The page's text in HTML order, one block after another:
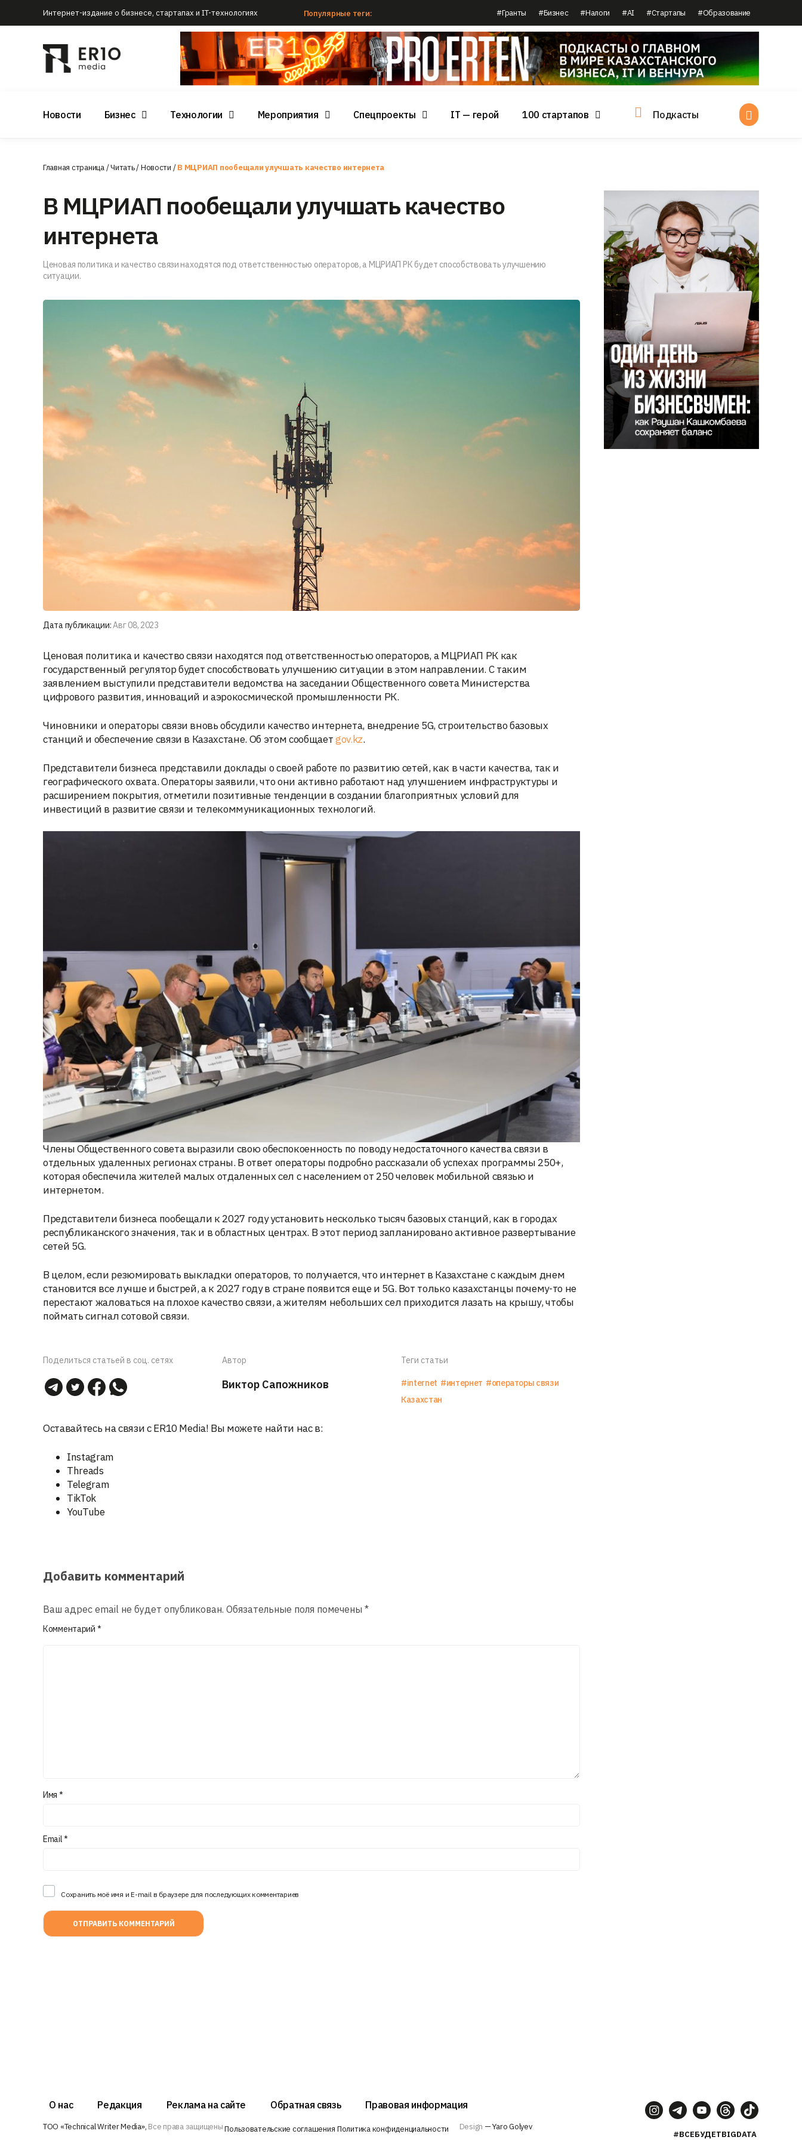
Интернет-издание о бизнесе, стартапах и IT-технологиях Популярные теги: #Гранты #Бизнес #Налоги #AI #Стартапы #Образование
Новости Бизнес Технологии Мероприятия Спецпроекты IT — герой 100 стартапов Подкасты
Главная страница/Читать/Новости /В МЦРИАП пообещали улучшать качество интернета
В МЦРИАП пообещали улучшать качество
интернета
Ценовая политика и качество связи находятся под ответственностью операторов, а МЦРИАП РК будет способствовать улучшению
ситуации.
Дата публикации:Авг 08, 2023
Ценовая политика и качество связи находятся под ответственностью операторов, а МЦРИАП РК как
государственный регулятор будет способствовать улучшению ситуации в этом направлении. С таким
заявлением выступили представители ведомства на заседании Общественного совета Министерства
цифрового развития, инноваций и аэрокосмической промышленности РК.
Чиновники и операторы связи вновь обсудили качество интернета, внедрение 5G, строительство базовых
станций и обеспечение связи в Казахстане. Об этом сообщаетgov.kz.
Представители бизнеса представили доклады о своей работе по развитию сетей, как в части качества, так и
географического охвата. Операторы заявили, что они активно работают над улучшением инфраструктуры и
расширением покрытия, отметили позитивные тенденции в создании благоприятных условий для
инвестиций в развитие связи и телекоммуникационных технологий.
Члены Общественного совета выразили свою обеспокоенность по поводу недостаточного качества связи в
отдельных удаленных регионах страны. В ответ операторы подробно рассказали об успехах программы 250+,
которая обеспечила жителей малых отдаленных сел с населением от 250 человек мобильной связью и
интернетом.
Представители бизнеса пообещали к 2027 году установить несколько тысяч базовых станций, как в городах
республиканского значения, так и в областных центрах. В этот период запланировано активное развертывание
сетей 5G.
В целом, если резюмировать выкладки операторов, то получается, что интернет в Казахстане с каждым днем
становится все лучше и быстрей, а к 2027 году в стране появится еще и 5G. Вот только казахстанцы почему-то не
перестают жаловаться на плохое качество связи, а жителям небольших сел приходится лазать на крышу, чтобы
поймать сигнал сотовой связи.
Поделиться статьей в соц. сетях Автор
Виктор Сапожников
Теги статьи
#internet #интернет #операторы связи
Казахстан
Оставайтесь на связи с ER10 Media! Вы можете найти нас в:
Instagram
Threads
Telegram
TikTok
YouTube
Добавить комментарий
Ваш адрес email не будет опубликован. Обязательные поля помечены *
Комментарий *
Имя *
Email*
Сохранить моё имя и E-mail в браузере для последующих комментариев
О нас Редакция Реклама на сайте Обратная связь Правовая информация
ТОО «Technical Writer Media», Все права защищеныПользовательские соглашения Политика конфиденциальности Design — Yaro Golyev
#ВСЕБУДЕТBIGDATA